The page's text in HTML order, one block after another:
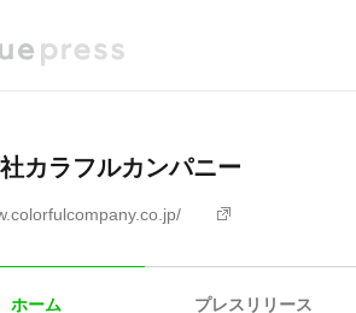
カラフルカンパニー
ホーム プレスリリース